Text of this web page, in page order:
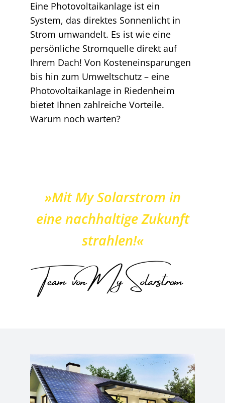
Eine Photovoltaikanlage ist ein
System, das direktes Sonnenlicht in
Strom umwandelt. Es ist wie eine
persönliche Stromquelle direkt auf
Ihrem Dach! Von Kosteneinsparungen
bis hin zum Umweltschutz – eine
Photovoltaikanlage in Riedenheim
bietet Ihnen zahlreiche Vorteile.
Warum noch warten?
»Mit My Solarstrom in
eine nachhaltige Zukunft
strahlen!«